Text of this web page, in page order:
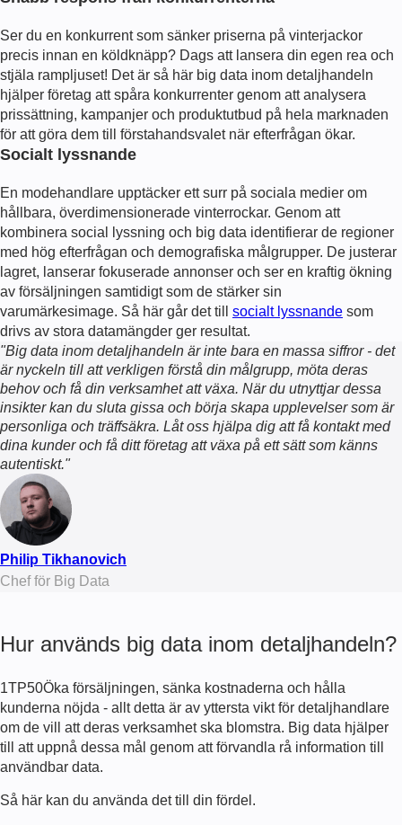
Ser du en konkurrent som sänker priserna på vinterjackor
precis innan en köldknäpp? Dags att lansera din egen rea och
stjäla rampljuset! Det är så här big data inom detaljhandeln
hjälper företag att spåra konkurrenter genom att analysera
prissättning, kampanjer och produktutbud på hela marknaden
för att göra dem till förstahandsvalet när efterfrågan ökar.
Socialt lyssnande
En modehandlare upptäcker ett surr på sociala medier om
hållbara, överdimensionerade vinterrockar. Genom att
kombinera social lyssning och big data identifierar de regioner
med hög efterfrågan och demografiska målgrupper. De justerar
lagret, lanserar fokuserade annonser och ser en kraftig ökning
av försäljningen samtidigt som de stärker sin
varumärkesimage. Så här går det till socialt lyssnande som
drivs av stora datamängder ger resultat.
"Big data inom detaljhandeln är inte bara en massa siffror - det
är nyckeln till att verkligen förstå din målgrupp, möta deras
behov och få din verksamhet att växa. När du utnyttjar dessa
insikter kan du sluta gissa och börja skapa upplevelser som är
personliga och träffsäkra. Låt oss hjälpa dig att få kontakt med
dina kunder och få ditt företag att växa på ett sätt som känns
autentiskt."
Philip Tikhanovich
Chef för Big Data
Hur används big data inom detaljhandeln?
1TP50Öka försäljningen, sänka kostnaderna och hålla
kunderna nöjda - allt detta är av yttersta vikt för detaljhandlare
om de vill att deras verksamhet ska blomstra. Big data hjälper
till att uppnå dessa mål genom att förvandla rå information till
användbar data.
Så här kan du använda det till din fördel.